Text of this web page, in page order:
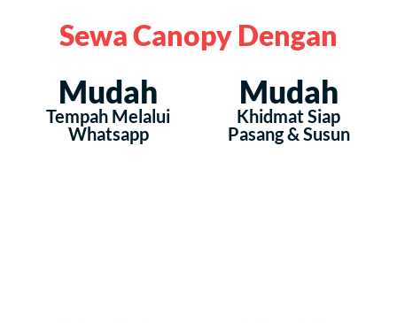
Sewa Canopy Dengan
Mudah
Tempah Melalui
Whatsapp
Mudah
Khidmat Siap
Pasang & Susun